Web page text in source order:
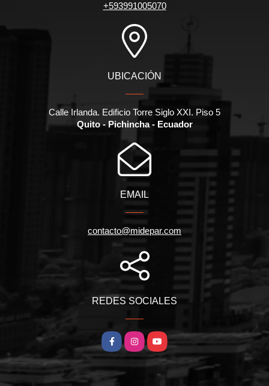
+593991005070
UBICACIÓN
Calle Irlanda. Edificio Torre Siglo XXI. Piso 5
Quito - Pichincha - Ecuador
EMAIL
contacto@midepar.com
REDES SOCIALES
FacebookInstagramYouTube